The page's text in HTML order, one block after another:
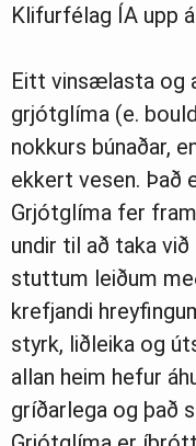
Klifurfélag ÍA upp
Eitt vinsælasta og
grjótglíma (e.
nokkurs búnaðar,
ekkert vesen. Það
Grjótglíma fer
undir til að taka
stuttum leiðum
krefjandi
styrk, liðleika og
allan heim hefur
gríðarlega og það